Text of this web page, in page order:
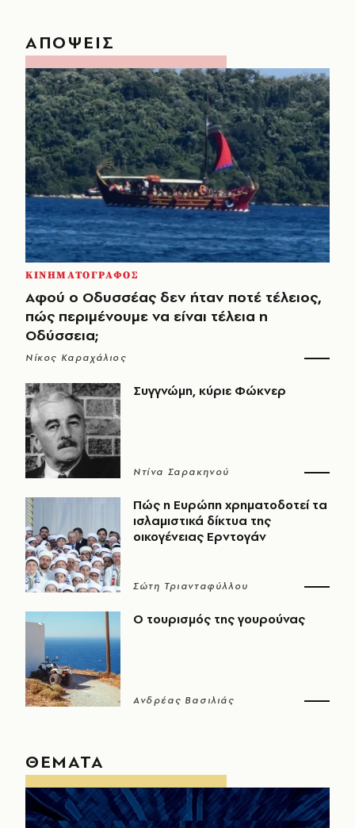
ΑΠΟΨΕΙΣ
ΚΙΝΗΜΑΤΟΓΡΑΦΟΣ
Αφού ο Οδυσσέας δεν ήταν ποτέ τέλειος,
πώς περιμένουμε να είναι τέλεια η
Οδύσσεια;
Νίκος Καραχάλιος
Συγγνώμη, κύριε Φώκνερ
Ντίνα Σαρακηνού
Πώς η Ευρώπη χρηματοδοτεί τα
ισλαμιστικά δίκτυα της
οικογένειας Ερντογάν
Σώτη Τριανταφύλλου
Ο τουρισμός της γουρούνας
Ανδρέας Βασιλιάς
ΘΕΜΑΤΑ